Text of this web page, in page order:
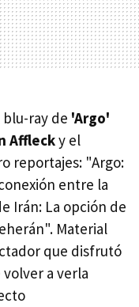
ray de 'Argo'
Afflecky el
reportajes: "Argo:
entre la
Irán: La opción de
Material
que disfrutó
a verla